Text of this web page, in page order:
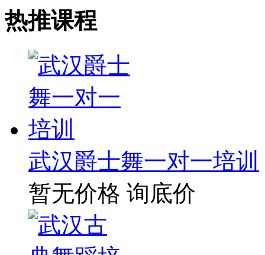
热推课程
武汉爵士舞一对一培训
暂无价格 询底价